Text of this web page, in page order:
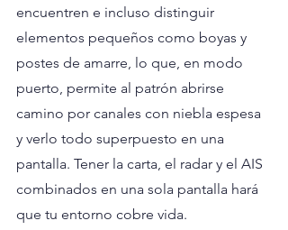
encuentren e incluso distinguir
elementos pequeños como boyas y
postes de amarre, lo que, en modo
puerto, permite al patrón abrirse
camino por canales con niebla espesa
y verlo todo superpuesto en una
pantalla. Tener la carta, el radar y el AIS
combinados en una sola pantalla hará
que tu entorno cobre vida.